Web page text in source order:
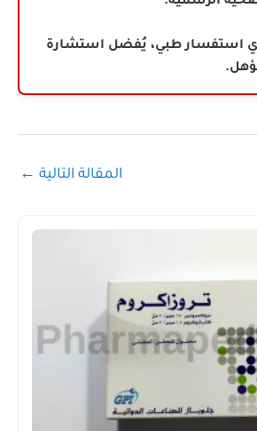
استفسار طبي، يُفضل استشارة
المقالة التالية ←